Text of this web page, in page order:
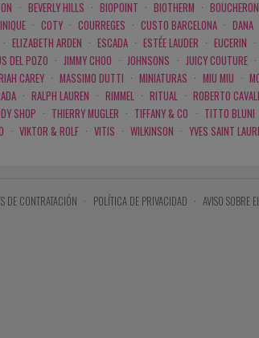
· BEVERLY HILLS · BIOPOINT · BIOTHERM · BOUCHERON
· COTY · COURREGES · CUSTO BARCELONA · DANA
· ELIZABETH ARDEN · ESCADA · ESTÉE LAUDER · EUCERIN ·
DEL POZO · JIMMY CHOO · JOHNSONS · JUICY COUTURE ·
CAREY · MASSIMO DUTTI · MINIATURAS · MIU MIU ·
· RALPH LAUREN · RIMMEL · RITUAL · ROBERTO
SHOP · THIERRY MUGLER · TIFFANY & CO · TITTO BLUNI
· VIKTOR & ROLF · VITIS · WILKINSON · YVES SAINT
DE CONTRATACIÓN · POLÍTICA DE PRIVACIDAD · AVISO SOBRE